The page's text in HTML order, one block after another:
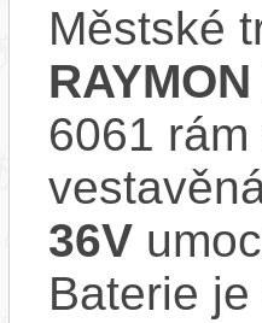
Městské
6061
36V
Baterie